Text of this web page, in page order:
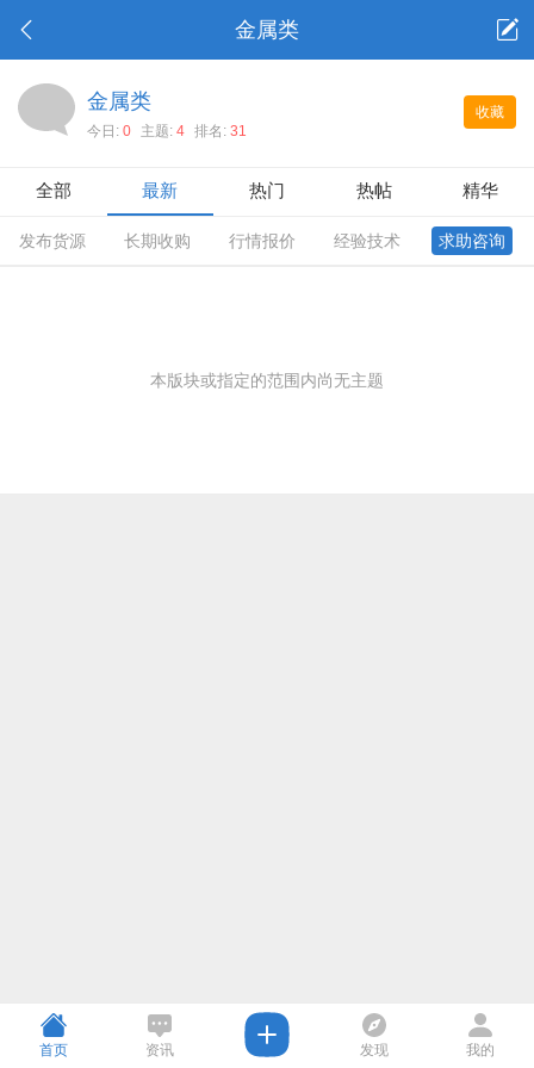
金属类
收藏
金属类
今日: 0 主题: 4 排名: 31
全部 最新 热门 热帖 精华
发布货源 长期收购 行情报价 经验技术 求助咨询
本版块或指定的范围内尚无主题
首页 资讯 发现 我的